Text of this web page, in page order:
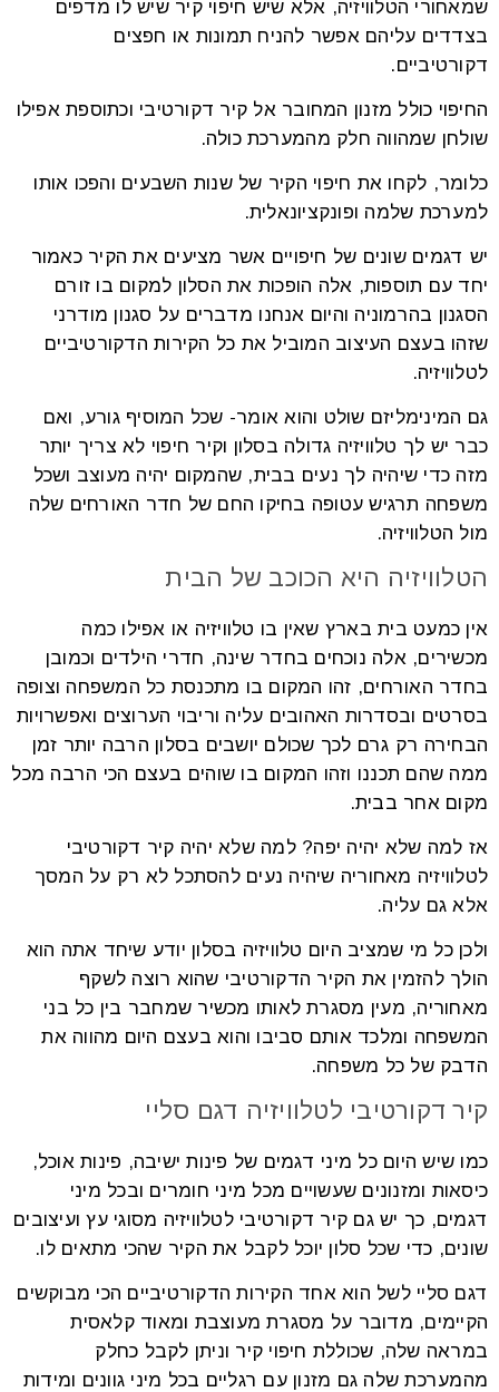
שמאחורי הטלוויזיה, אלא שיש חיפוי קיר שיש לו מדפים
בצדדים עליהם אפשר להניח תמונות או חפצים
דקורטיביים.
החיפוי כולל מזנון המחובר אל קיר דקורטיבי וכתוספת אפילו
שולחן שמהווה חלק מהמערכת כולה.
כלומר, לקחו את חיפוי הקיר של שנות השבעים והפכו אותו
למערכת שלמה ופונקציונאלית.
יש דגמים שונים של חיפויים אשר מציעים את הקיר כאמור
יחד עם תוספות, אלה הופכות את הסלון למקום בו זורם
הסגנון בהרמוניה והיום אנחנו מדברים על סגנון מודרני
שזהו בעצם העיצוב המוביל את כל הקירות הדקורטיביים
לטלוויזיה.
גם המינימליזם שולט והוא אומר- שכל המוסיף גורע, ואם
כבר יש לך טלוויזיה גדולה בסלון וקיר חיפוי לא צריך יותר
מזה כדי שיהיה לך נעים בבית, שהמקום יהיה מעוצב ושכל
משפחה תרגיש עטופה בחיקו החם של חדר האורחים שלה
מול הטלוויזיה.
הטלוויזיה היא הכוכב של הבית
אין כמעט בית בארץ שאין בו טלוויזיה או אפילו כמה
מכשירים, אלה נוכחים בחדר שינה, חדרי הילדים וכמובן
בחדר האורחים, זהו המקום בו מתכנסת כל המשפחה וצופה
בסרטים ובסדרות האהובים עליה וריבוי הערוצים ואפשרויות
הבחירה רק גרם לכך שכולם יושבים בסלון הרבה יותר זמן
ממה שהם תכננו וזהו המקום בו שוהים בעצם הכי הרבה מכל
מקום אחר בבית.
אז למה שלא יהיה יפה? למה שלא יהיה קיר דקורטיבי
לטלוויזיה מאחוריה שיהיה נעים להסתכל לא רק על המסך
אלא גם עליה.
ולכן כל מי שמציב היום טלוויזיה בסלון יודע שיחד אתה הוא
הולך להזמין את הקיר הדקורטיבי שהוא רוצה לשקף
מאחוריה, מעין מסגרת לאותו מכשיר שמחבר בין כל בני
המשפחה ומלכד אותם סביבו והוא בעצם היום מהווה את
הדבק של כל משפחה.
קיר דקורטיבי לטלוויזיה דגם סליי
כמו שיש היום כל מיני דגמים של פינות ישיבה, פינות אוכל,
כיסאות ומזנונים שעשויים מכל מיני חומרים ובכל מיני
דגמים, כך יש גם קיר דקורטיבי לטלוויזיה מסוגי עץ ועיצובים
שונים, כדי שכל סלון יוכל לקבל את הקיר שהכי מתאים לו.
דגם סליי לשל הוא אחד הקירות הדקורטיביים הכי מבוקשים
הקיימים, מדובר על מסגרת מעוצבת ומאוד קלאסית
במראה שלה, שכוללת חיפוי קיר וניתן לקבל כחלק
מהמערכת שלה גם מזנון עם רגליים בכל מיני גוונים ומידות